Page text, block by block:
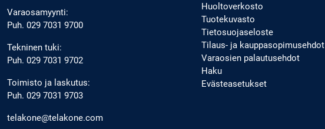
Varaosamyynti:
Puh. 029 7031 9700
Tekninen tuki:
Puh. 029 7031 9702
Toimisto ja laskutus:
Puh. 029 7031 9703
telakone@telakone.com
Huoltoverkosto
Tuotekuvasto
Tietosuojaseloste
Tilaus- ja kauppasopimusehdot
Varaosien palautusehdot
Haku
Evästeasetukset